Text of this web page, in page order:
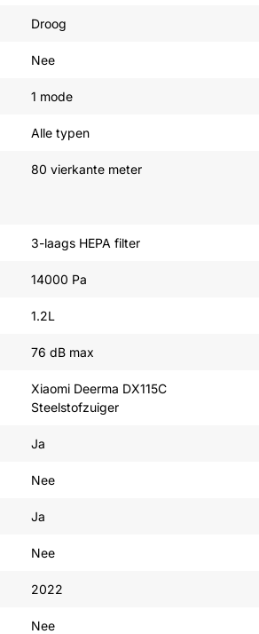
Droog
Nee
1 mode
Alle typen
80 vierkante meter
3-laags HEPA filter
14000 Pa
1.2L
76 dB max
Xiaomi Deerma DX115C
Steelstofzuiger
Ja
Nee
Ja
Nee
2022
Nee